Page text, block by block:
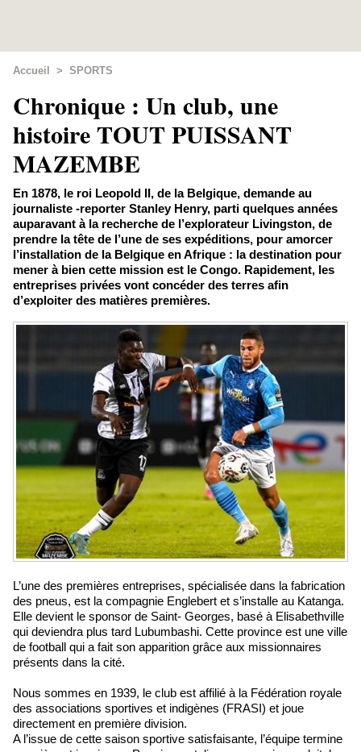
Accueil > SPORTS
Chronique : Un club, une
histoire TOUT PUISSANT
MAZEMBE
En 1878, le roi Leopold II, de la Belgique, demande au
journaliste -reporter Stanley Henry, parti quelques années
auparavant à la recherche de l’explorateur Livingston, de
prendre la tête de l’une de ses expéditions, pour amorcer
l’installation de la Belgique en Afrique : la destination pour
mener à bien cette mission est le Congo. Rapidement, les
entreprises privées vont concéder des terres afin
d’exploiter des matières premières.
L’une des premières entreprises, spécialisée dans la fabrication
des pneus, est la compagnie Englebert et s’installe au Katanga.
Elle devient le sponsor de Saint- Georges, basé à Elisabethville
qui deviendra plus tard Lubumbashi. Cette province est une ville
de football qui a fait son apparition grâce aux missionnaires
présents dans la cité.
Nous sommes en 1939, le club est affilié à la Fédération royale
des associations sportives et indigènes (FRASI) et joue
directement en première division.
A l’issue de cette saison sportive satisfaisante, l’équipe termine